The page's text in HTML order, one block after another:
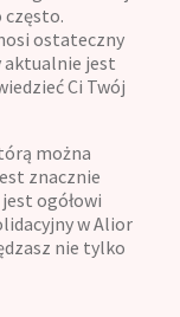
ostateczny
aktualnie jest
Ci Twój
można
znacznie
ogółowi
w Alior
nie tylko